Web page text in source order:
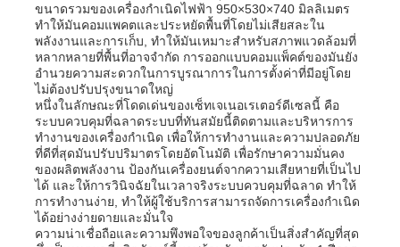
วิดีโอ
เกี่ยวกับเรา
ทัวร์โรงงาน
ควบคุมคุณภาพ
ขนาดรวมของเครื่องกําเนิดไฟฟ้า 950×530×740 มิลลิเมตร
ทําให้มันคอมแพคตและประหยัดพื้นที่โดยไม่เสียสละใน
พลังงานและการเก็บ, ทําให้มันเหมาะสําหรับสภาพแวดล้อมที่
หลากหลายที่พื้นที่อาจจํากัด การออกแบบคอมแพ็คต์ของมันยัง
อํานวยความสะดวกในการบูรณาการในการตั้งค่าที่มีอยู่โดย
ไม่ต้องปรับปรุงขนาดใหญ่
หนึ่งในลักษณะที่โดดเด่นของเซ็ทเจเนอเรเตอร์ดีเซลนี้ คือ
ระบบควบคุมที่ฉลาดระบบที่ทันสมัยนี้ติดตามและบริหารการ
ทํางานของเครื่องกําเนิด เพื่อให้การทํางานและความปลอดภัย
ที่ดีที่สุดมันปรับปริมาตรโดยอัตโนมัติ เพื่อรักษาความมั่นคง
ของผลิตพลังงาน ป้องกันเครื่องยนต์จากความเสียหายที่เป็นไป
ได้ และให้การวินิจฉัยในเวลาจริงระบบควบคุมที่ฉลาด ทําให้
การทํางานง่าย, ทําให้ผู้ใช้บริการสามารถจัดการเครื่องกําเนิด
ได้อย่างง่ายดายและมั่นใจ
ความน่าเชื่อถือและความพึงพอใจของลูกค้าเป็นสิ่งสําคัญที่สุด